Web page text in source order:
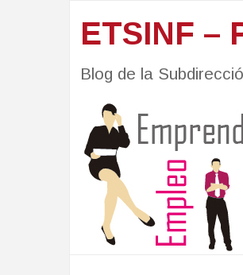
ETSINF –
Blog de la